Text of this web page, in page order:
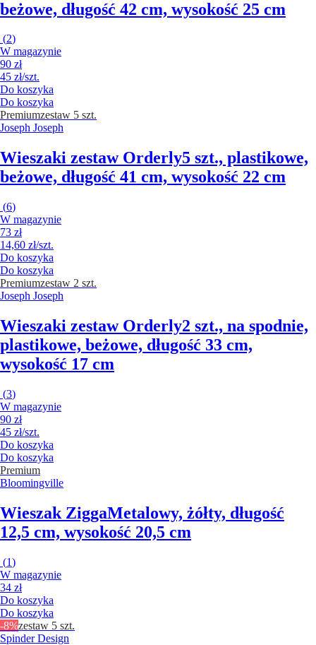
beżowe, długość 42 cm, wysokość 25 cm
(2)
W magazynie
90 zł
45 zł/szt.
Do koszyka
Do koszyka
Premiumzestaw 5 szt.
Joseph Joseph
Wieszaki zestaw Orderly5 szt., plastikowe,
beżowe, długość 41 cm, wysokość 22 cm
(6)
W magazynie
73 zł
14,60 zł/szt.
Do koszyka
Do koszyka
Premiumzestaw 2 szt.
Joseph Joseph
Wieszaki zestaw Orderly2 szt., na spodnie,
plastikowe, beżowe, długość 33 cm,
wysokość 17 cm
(3)
W magazynie
90 zł
45 zł/szt.
Do koszyka
Do koszyka
Premium
Bloomingville
Wieszak ZiggaMetalowy, żółty, długość
12,5 cm, wysokość 20,5 cm
(1)
W magazynie
34 zł
Do koszyka
Do koszyka
-8%zestaw 5 szt.
Spinder Design